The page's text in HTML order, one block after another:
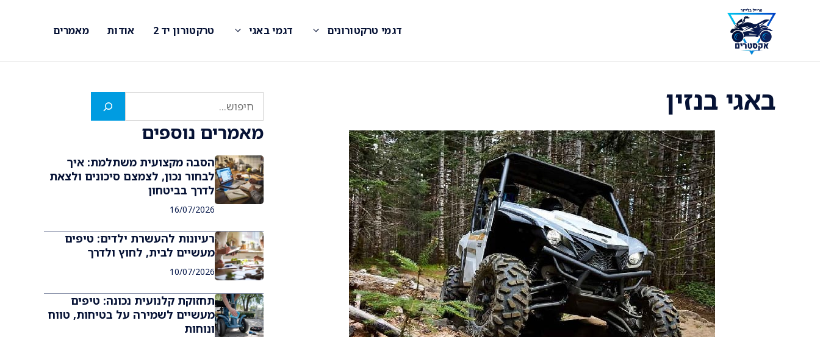
דגמי טרקטורונים דגמי באגי טרקטורון יד 2 אודות מאמרים
באגי בנזין חיפוש
מאמרים נוספים
הסבה מקצועית משתלמת: איך
לבחור נכון, לצמצם סיכונים ולצאת
לדרך בביטחון
16/07/2026
רעיונות להעשרת ילדים: טיפים
מעשיים לבית, לחוץ ולדרך
10/07/2026
תחזוקת קלנועית נכונה: טיפים
מעשיים לשמירה על בטיחות, טווח
ונוחות